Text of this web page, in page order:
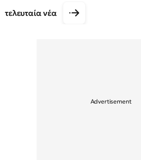
τελευταία νέα